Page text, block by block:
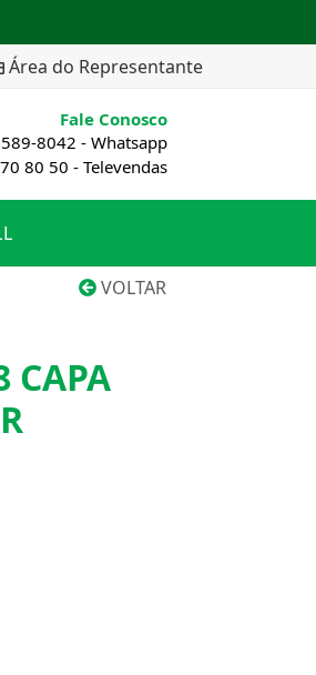
Área do Representante
Fale Conosco
8042 - Whatsapp
80 50 - Televendas
VOLTAR
CAPA